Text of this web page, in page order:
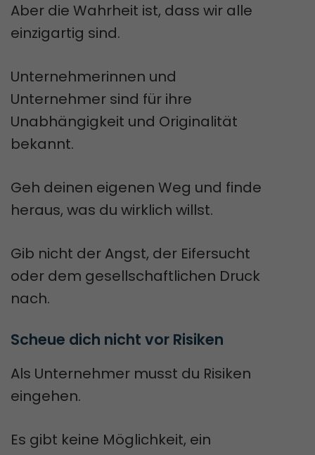
Aber die Wahrheit ist, dass wir alle
einzigartig sind.
Unternehmerinnen und
Unternehmer sind für ihre
Unabhängigkeit und Originalität
bekannt.
Geh deinen eigenen Weg und finde
heraus, was du wirklich willst.
Gib nicht der Angst, der Eifersucht
oder dem gesellschaftlichen Druck
nach.
Scheue dich nicht vor Risiken
Als Unternehmer musst du Risiken
eingehen.
Es gibt keine Möglichkeit, ein